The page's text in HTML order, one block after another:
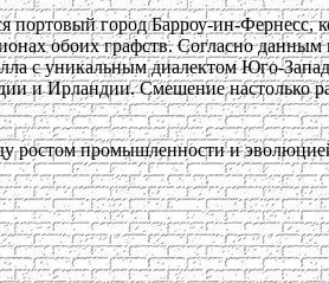
город Барроу-ин-Фернесс,
обоих графств. Согласно
с уникальным диалектом Юго-
и Ирландии. Смешение настолько
ростом промышленности и